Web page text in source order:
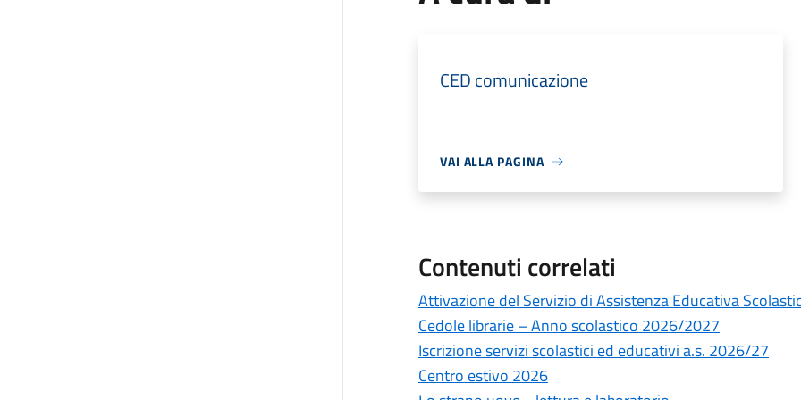
CED comunicazione
VAI ALLA PAGINA
Contenuti correlati
Attivazione del Servizio di Assistenza Educativa
Cedole librarie – Anno scolastico 2026/2027
Iscrizione servizi scolastici ed educativi a.s. 2026/27
Centro estivo 2026